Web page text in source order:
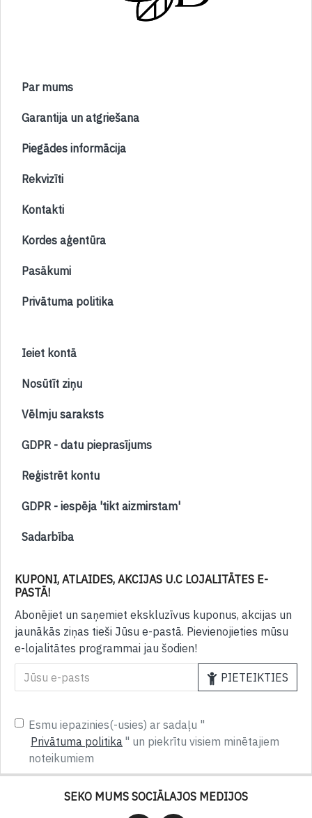
Par mums
Garantija un atgriešana
Piegādes informācija
Rekvizīti
Kontakti
Kordes aģentūra
Pasākumi
Privātuma politika
Ieiet kontā
Nosūtīt ziņu
Vēlmju saraksts
GDPR - datu pieprasījums
Reģistrēt kontu
GDPR - iespēja 'tikt aizmirstam'
Sadarbība
KUPONI, ATLAIDES, AKCIJAS U.C LOJALITĀTES E-
PASTĀ!
Abonējiet un saņemiet ekskluzīvus kuponus, akcijas un
jaunākās ziņas tieši Jūsu e-pastā. Pievienojieties mūsu
e-lojalitātes programmai jau šodien!
PIETEIKTIES
Esmu iepazinies(-usies) ar sadaļu "
Privātuma politika " un piekrītu visiem minētajiem
noteikumiem
SEKO MUMS SOCIĀLAJOS MEDIJOS